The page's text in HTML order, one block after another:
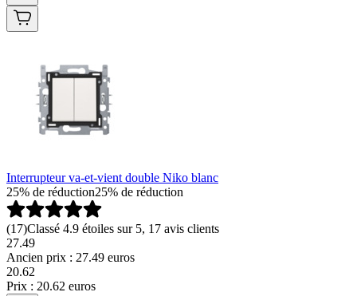
Interrupteur va-et-vient double Niko blanc
25% de réduction25% de réduction
(17)Classé 4.9 étoiles sur 5, 17 avis clients
27.49
Ancien prix : 27.49 euros
20.62
Prix : 20.62 euros